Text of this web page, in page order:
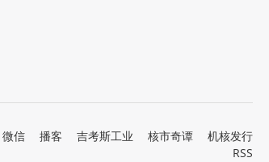
微信 播客 吉考斯工业 核市奇谭
机核发行
RSS